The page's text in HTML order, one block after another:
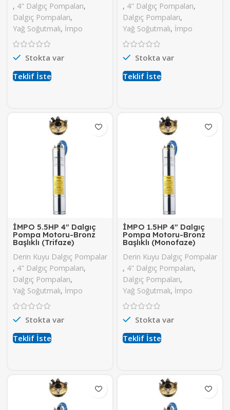
, 4" Dalgıç Pompaları,
Dalgıç Pompaları,
Yağ Soğutmalı, İmpo
Stokta var
Teklif İste
, 4" Dalgıç Pompaları,
Dalgıç Pompaları,
Yağ Soğutmalı, İmpo
Stokta var
Teklif İste
İMPO 5.5HP 4″ Dalgıç
Pompa Motoru-Bronz
Başlıklı (Trifaze)
Derin Kuyu Dalgıç Pompalar
, 4" Dalgıç Pompaları,
Dalgıç Pompaları,
Yağ Soğutmalı, İmpo
Stokta var
Teklif İste
İMPO 1.5HP 4″ Dalgıç
Pompa Motoru-Bronz
Başlıklı (Monofaze)
Derin Kuyu Dalgıç Pompalar
, 4" Dalgıç Pompaları,
Dalgıç Pompaları,
Yağ Soğutmalı, İmpo
Stokta var
Teklif İste